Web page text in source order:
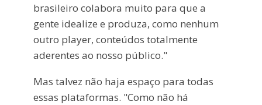
brasileiro colabora muito para que a
gente idealize e produza, como nenhum
outro player, conteúdos totalmente
aderentes ao nosso público."
Mas talvez não haja espaço para todas
essas plataformas. "Como não há